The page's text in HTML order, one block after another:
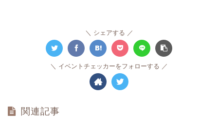
シェアする
イベントチェッカーをフォローする
関連記事